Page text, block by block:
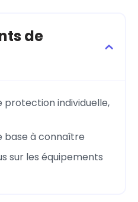
de
protection individuelle,
base à connaître
sur les équipements